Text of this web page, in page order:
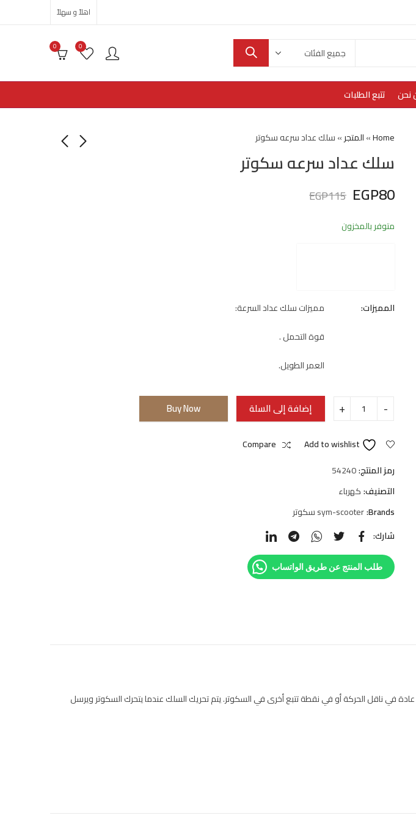
اهلاً و سهلاً
0
0
نحن تتبع الطلبات
Home
»المتجر»سلك عداد سرعه سكوتر
سلك عداد سرعه سكوتر
EGP80
EGP115
متوفر بالمخزون
المميزات:
مميزات سلك عداد السرعة:
قوة التحمل .
العمر الطويل.
إضافة إلى السلة Buy Now
Add to wishlist
Compare
رمز المنتج:54240
التصنيف:كهرباء
Brands: sym-scooter سكوتر
شارك:
طلب المنتج عن طريق الواتساب
في ناقل الحركة أو في نقطة تتبع أخرى في السكوتر. يتم تحريك السلك عندما يتحرك السكوتر ويرسل